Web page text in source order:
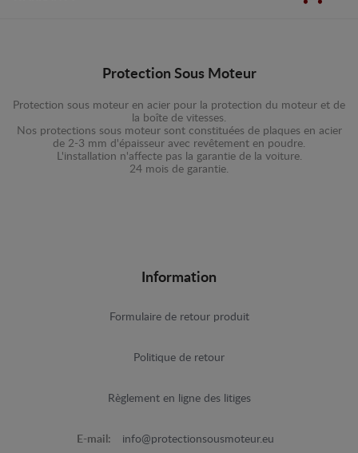
Protection Sous Moteur
Protection sous moteur en acier pour la protection du moteur et de
la boîte de vitesses.
Nos protections sous moteur sont constituées de plaques en acier
de 2-3 mm d'épaisseur avec revêtement en poudre.
L'installation n'affecte pas la garantie de la voiture.
24 mois de garantie.
Information
Formulaire de retour produit
Politique de retour
Règlement en ligne des litiges
E-mail: info@protectionsousmoteur.eu